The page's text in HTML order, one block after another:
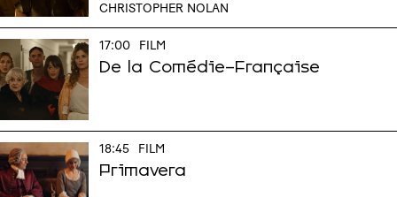
CHRISTOPHER NOLAN
17:00 FILM
De la Comédie-Française
18:45 FILM
Primavera